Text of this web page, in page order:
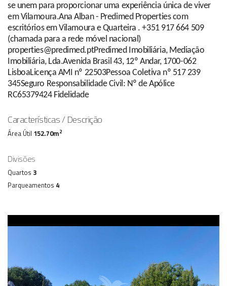
se unem para proporcionar uma experiência única de viver
em Vilamoura.Ana Alban - Predimed Properties com
escritórios em Vilamoura e Quarteira . +351 917 664 509
(chamada para a rede móvel nacional)
properties@predimed.ptPredimed Imobiliária, Mediação
Imobiliária, Lda.Avenida Brasil 43, 12º Andar, 1700-062
LisboaLicença AMI nº 22503Pessoa Coletiva nº 517 239
345Seguro Responsabilidade Civil: Nº de Apólice
RC65379424 Fidelidade
Características / Descrição
Área Útil 152.70m2
Divisões
Quartos 3
Parqueamentos 4